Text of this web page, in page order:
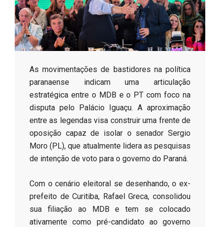
o
B As movimentações de bastidores na política
paranaense indicam uma articulação
estratégica entre o MDB e o PT com foco na
disputa pelo Palácio Iguaçu. A aproximação
entre as legendas visa construir uma frente de
oposição capaz de isolar o senador Sergio
Moro (PL), que atualmente lidera as pesquisas
de intenção de voto para o governo do Paraná.
​Com o cenário eleitoral se desenhando, o ex-
prefeito de Curitiba, Rafael Greca, consolidou
sua filiação ao MDB e tem se colocado
ativamente como pré-candidato ao governo